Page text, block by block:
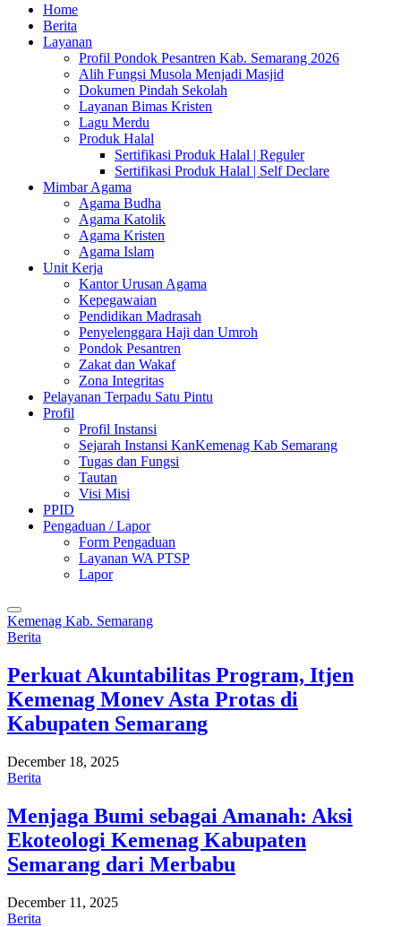
Home
Berita
Layanan
Profil Pondok Pesantren Kab. Semarang 2026
Alih Fungsi Musola Menjadi Masjid
Dokumen Pindah Sekolah
Layanan Bimas Kristen
Lagu Merdu
Produk Halal
Sertifikasi Produk Halal | Reguler
Sertifikasi Produk Halal | Self Declare
Mimbar Agama
Agama Budha
Agama Katolik
Agama Kristen
Agama Islam
Unit Kerja
Kantor Urusan Agama
Kepegawaian
Pendidikan Madrasah
Penyelenggara Haji dan Umroh
Pondok Pesantren
Zakat dan Wakaf
Zona Integritas
Pelayanan Terpadu Satu Pintu
Profil
Profil Instansi
Sejarah Instansi KanKemenag Kab Semarang
Tugas dan Fungsi
Tautan
Visi Misi
PPID
Pengaduan / Lapor
Form Pengaduan
Layanan WA PTSP
Lapor
Kemenag Kab. Semarang
Berita
Perkuat Akuntabilitas Program, Itjen
Kemenag Monev Asta Protas di
Kabupaten Semarang
December 18, 2025
Berita
Menjaga Bumi sebagai Amanah: Aksi
Ekoteologi Kemenag Kabupaten
Semarang dari Merbabu
December 11, 2025
Berita